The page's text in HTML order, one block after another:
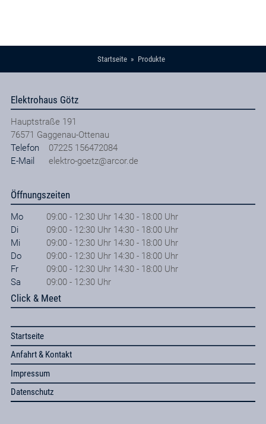
Startseite Produkte
Elektrohaus Götz
Hauptstraße 191
76571 Gaggenau-Ottenau
Telefon
07225 156472084
E-Mail
elektro-goetz@arcor.de
Öffnungszeiten
Mo
09:00 - 12:30 Uhr 14:30 - 18:00 Uhr
Di
09:00 - 12:30 Uhr 14:30 - 18:00 Uhr
Mi
09:00 - 12:30 Uhr 14:30 - 18:00 Uhr
Do
09:00 - 12:30 Uhr 14:30 - 18:00 Uhr
Fr
09:00 - 12:30 Uhr 14:30 - 18:00 Uhr
Sa
09:00 - 12:30 Uhr
Click & Meet
Startseite
Anfahrt & Kontakt
Impressum
Datenschutz